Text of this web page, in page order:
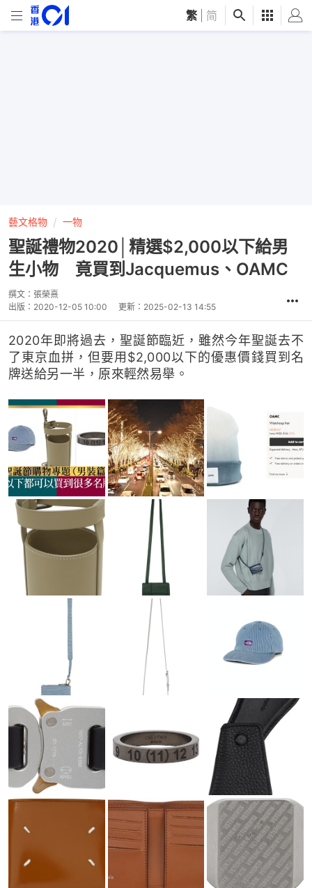
繁 简
藝文格物 一物
聖誕禮物2020│精選$2,000以下給男
生小物 竟買到Jacquemus、OAMC
撰文： 張榮熹
出版： 2020-12-05 10:00 更新： 2025-02-13 14:55
2020年即將過去，聖誕節臨近，雖然今年聖誕去不
了東京血拼，但要用$2,000以下的優惠價錢買到名
牌送給另一半，原來輕然易舉。